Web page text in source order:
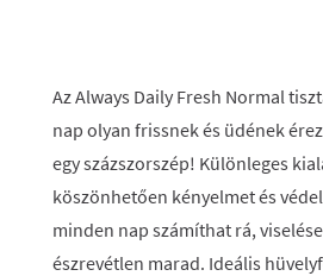
Az Always Daily Fresh Normal
nap olyan frissnek és üdének
egy százszorszép! Különleges
köszönhetően kényelmet és
minden nap számíthat rá,
észrevétlen marad. Ideális